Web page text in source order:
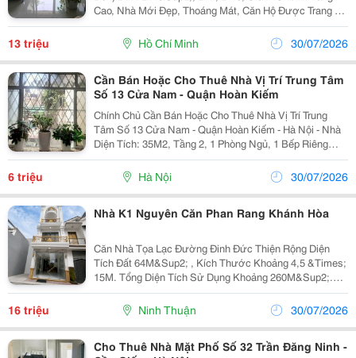
Cao, Nhà Mới Đẹp, Thoáng Mát, Căn Hộ Được Trang Bị
Đầy Đủ Có Nội Thất,
13 triệu Hồ Chí Minh 30/07/2026
Cần Bán Hoặc Cho Thuê Nhà Vị Trí Trung Tâm
Số 13 Cửa Nam - Quận Hoàn Kiếm
Chính Chủ Cần Bán Hoặc Cho Thuê Nhà Vị Trí Trung
Tâm Số 13 Cửa Nam - Quận Hoàn Kiếm - Hà Nội - Nhà
Diện Tích: 35M2, Tầng 2, 1 Phòng Ngủ, 1 Bếp Riêng
Biệt. - Tiện Nghi: Có Nóng Lạnh, Điều Hoà, Khép Kín,
Điện Nước, Đèn Điện Đầy Đủ. - Phố Đông...
6 triệu Hà Nội 30/07/2026
Nhà K1 Nguyên Căn Phan Rang Khánh Hòa
Căn Nhà Tọa Lạc Đường Đinh Đức Thiện Rộng Diện
Tích Đất 64M&Sup2; , Kích Thước Khoảng 4,5 &Times;
15M. Tổng Diện Tích Sử Dụng Khoảng 260M&Sup2;.
Kết Cấu Gồm 1 Tầng Trệt, 3 Lầu Và 1 Sân Thượng
Rộng. Mỗi Phòng Đều Có Toilet Bên Trong Tiện Lợi...
16 triệu Ninh Thuận 30/07/2026
Cho Thuê Nhà Mặt Phố Số 32 Trần Đăng Ninh -